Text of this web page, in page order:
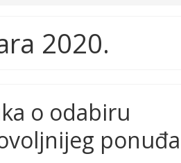
2020.
o odabiru